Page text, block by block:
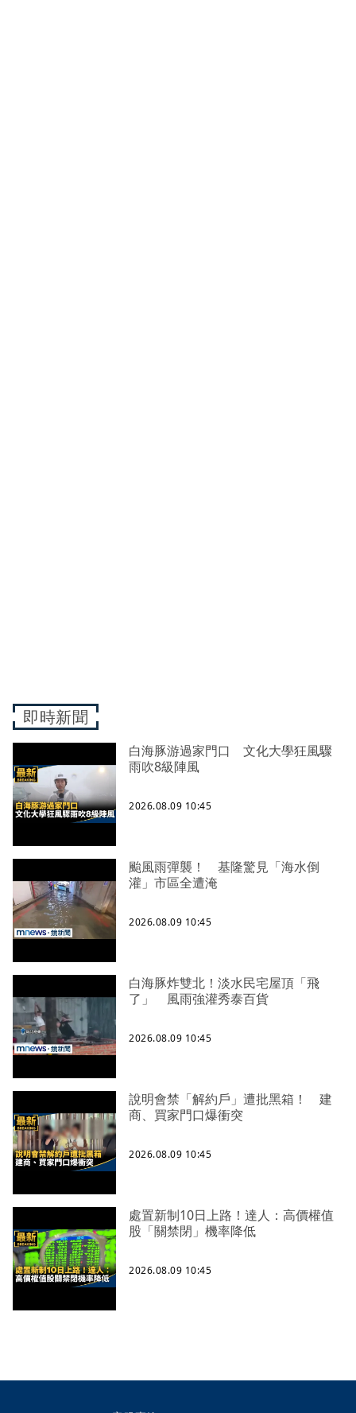
即時新聞
白海豚游過家門口 文化大學狂風驟
雨吹8級陣風
2026.08.09 10:45
颱風雨彈襲！ 基隆驚見「海水倒
灌」市區全遭淹
2026.08.09 10:45
白海豚炸雙北！淡水民宅屋頂「飛
了」 風雨強灌秀泰百貨
2026.08.09 10:45
說明會禁「解約戶」遭批黑箱！ 建
商、買家門口爆衝突
2026.08.09 10:45
處置新制10日上路！達人：高價權值
股「關禁閉」機率降低
2026.08.09 10:45